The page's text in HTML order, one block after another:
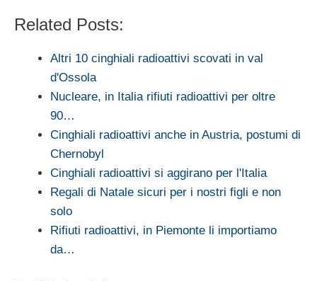
Related Posts:
Altri 10 cinghiali radioattivi scovati in val
d'Ossola
Nucleare, in Italia rifiuti radioattivi per oltre
90…
Cinghiali radioattivi anche in Austria, postumi di
Chernobyl
Cinghiali radioattivi si aggirano per l'Italia
Regali di Natale sicuri per i nostri figli e non
solo
Rifiuti radioattivi, in Piemonte li importiamo
da…